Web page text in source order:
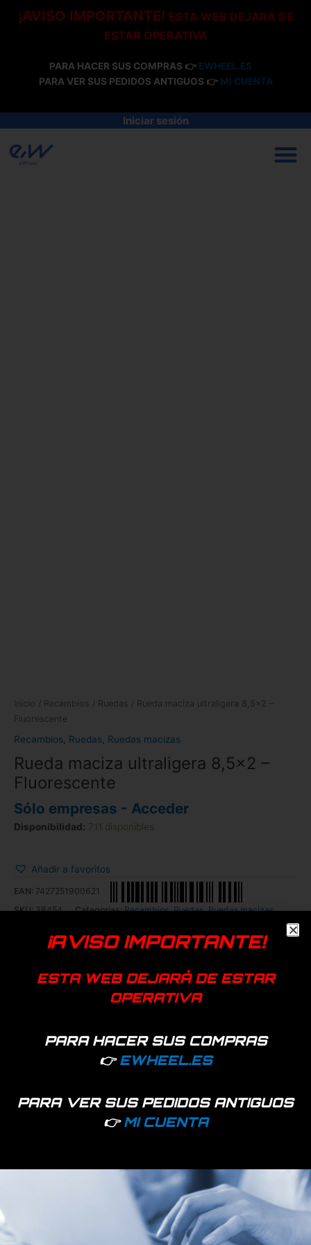
¡AVISO IMPORTANTE! ESTA WEB DEJARÁ DE
ESTAR OPERATIVA
PARA HACER SUS COMPRAS 👉 EWHEEL.ES
PARA VER SUS PEDIDOS ANTIGUOS 👉 MI CUENTA
Iniciar sesión
Inicio / Recambios / Ruedas / Rueda maciza ultraligera 8,5×2 –
Fluorescente
Recambios Ruedas Ruedas macizas
Rueda maciza ultraligera 8,5×2 –
Fluorescente
Sólo empresas - Acceder
Disponibilidad: 711 disponibles
Añadir a favoritos
EAN: 7427251900621
SKU:38454 Categorías:Recambios,Ruedas,Ruedas macizas
Genérica
560 disponibles 90147 disponibles
Cámara de aire 8,5×2
(50-156) reforzada 120g
– Nuevo modelo 100%
¡AVISO IMPORTANTE!
ESTA WEB DEJARÁ DE ESTAR
OPERATIVA
PARA HACER SUS COMPRAS
👉EWHEEL.ES
PARA VER SUS PEDIDOS ANTIGUOS
👉MI CUENTA